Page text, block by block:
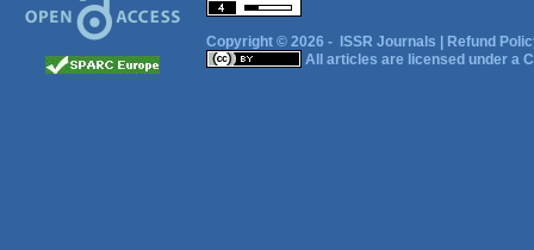
Copyright © 2026 - ISSR Journals
Refund
All articles are licensed under a